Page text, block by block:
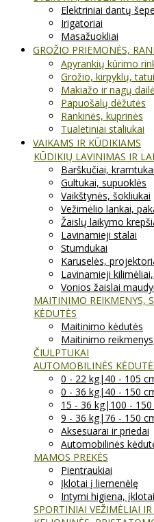
Elektriniai dantų
Irigatoriai
Masažuokliai
GROŽIO PRIEMONĖS,
Apyrankių kūrimo
Grožio, kirpyklų,
Makiažo ir nagų
Papuošalų dėžutės
Rankinės, kuprinės
Tualetiniai staliukai
VAIKAMS IR KŪDIKIAMS
KŪDIKIŲ LAVINIMAS IR
Barškučiai, kramtukai
Gultukai, supuoklės
Vaikštynės, šokliukai
Vežimėlio lankai,
Žaislų laikymo
Lavinamieji stalai
Stumdukai
Karuselės,
Lavinamieji
Vonios žaislai
MAITINIMO REIKMENYS,
KĖDUTĖS
Maitinimo kėdutės
Maitinimo
ČIULPTUKAI
AUTOMOBILINĖS
0 - 22 kg|40 - 105
0 - 36 kg|40 - 150
15 - 36 kg|100 -
9 - 36 kg|76 - 150
Aksesuarai ir priedai
Automobilinės
MAMOS PREKĖS
Pientraukiai
Įklotai į liemenėlę
Intymi higiena,
SPORTINIAI VEŽIMĖLIAI